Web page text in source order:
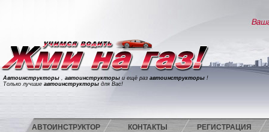
Автоинструкторы , автоинструкторы и ещё раз автоинструкторы !
Только лучшие автоинструкторы для Вас!
АВТОИНСТРУКТОР КОНТАКТЫ РЕГИСТРАЦИЯ